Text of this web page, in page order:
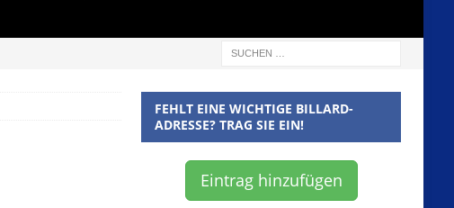
FEHLT EINE WICHTIGE BILLARD-
ADRESSE? TRAG SIE EIN!
Eintrag hinzufügen